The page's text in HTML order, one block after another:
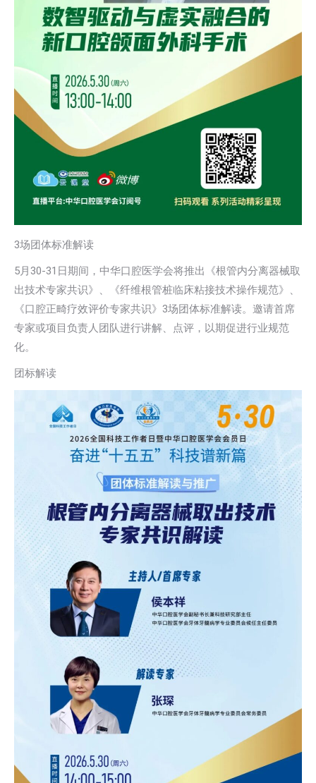
3场团体标准解读
5月30-31日期间，中华口腔医学会将推出《根管内分离器械取
出技术专家共识》、《纤维根管桩临床粘接技术操作规范》、
《口腔正畸疗效评价专家共识》3场团体标准解读。邀请首席
专家或项目负责人团队进行讲解、点评，以期促进行业规范
化。
团标解读